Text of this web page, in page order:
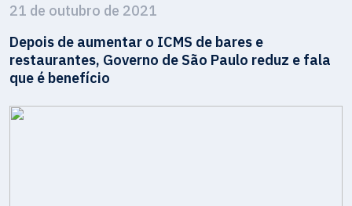
21 de outubro de 2021
Depois de aumentar o ICMS de bares e
restaurantes, Governo de São Paulo reduz e fala
que é benefício